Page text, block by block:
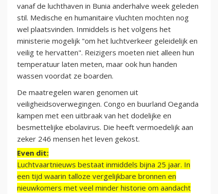
vanaf de luchthaven in Bunia anderhalve week geleden
stil. Medische en humanitaire vluchten mochten nog
wel plaatsvinden. Inmiddels is het volgens het
ministerie mogelijk "om het luchtverkeer geleidelijk en
veilig te hervatten". Reizigers moeten niet alleen hun
temperatuur laten meten, maar ook hun handen
wassen voordat ze boarden.
De maatregelen waren genomen uit
veiligheidsoverwegingen. Congo en buurland Oeganda
kampen met een uitbraak van het dodelijke en
besmettelijke ebolavirus. Die heeft vermoedelijk aan
zeker 246 mensen het leven gekost.
Even dit:
Luchtvaartnieuws bestaat inmiddels bijna 25 jaar. In
een tijd waarin talloze vergelijkbare bronnen en
nieuwkomers met veel minder historie om aandacht